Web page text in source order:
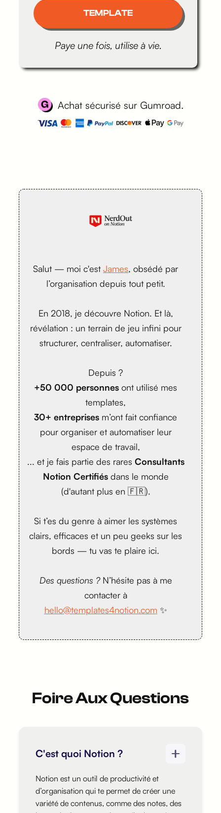
TEMPLATE
Paye une fois, utilise à vie.
Achat sécurisé sur Gumroad.
Salut — moi c'est James, obsédé par
l’organisation depuis tout petit.
En 2018, je découvre Notion. Et là,
révélation : un terrain de jeu infini pour
structurer, centraliser, automatiser.
Depuis ?
+50 000 personnes ont utilisé mes
templates,
30+ entreprises m’ont fait confiance
pour organiser et automatiser leur
espace de travail,
... et je fais partie des rares Consultants
Notion Certifiésdans le monde
(d'autant plus en 🇫🇷).
Si t’es du genre à aimer les systèmes
clairs, efficaces et un peu geeks sur les
bords — tu vas te plaire ici.
Des questions ?N’hésite pas à me
contacter à
hello@templates4notion.com ✨
Foire Aux Questions
C'est quoi Notion ?
Notion est un outil de productivité et
d’organisation qui te permet de créer une
variété de contenus, comme des notes, des